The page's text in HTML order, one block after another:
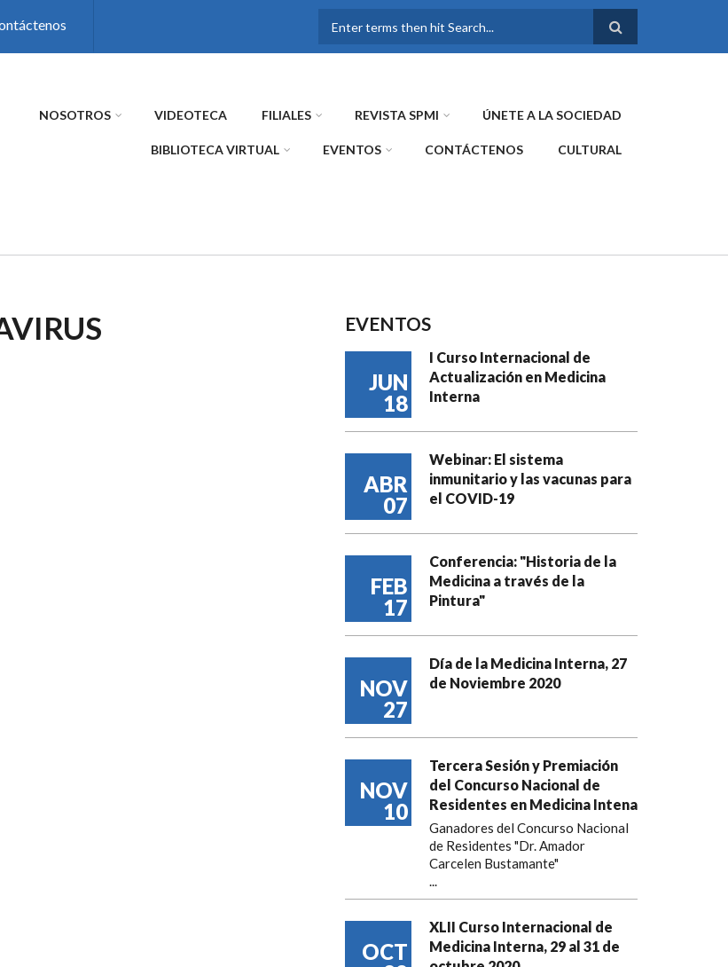
FORMULARIO DE
NOSOTROS VIDEOTECA FILIALES REVISTA SPMI ÚNETE A LA SOCIEDAD
BIBLIOTECA VIRTUAL EVENTOS CONTÁCTENOS CULTURAL
EVENTOS
JUN
18
I Curso Internacional de
Actualización en Medicina
Interna
ABR
07
Webinar: El sistema
inmunitario y las vacunas para
el COVID-19
FEB
17
Conferencia: "Historia de la
Medicina a través de la
Pintura"
NOV
27
Día de la Medicina Interna, 27
de Noviembre 2020
NOV
10
Tercera Sesión y Premiación
del Concurso Nacional de
Residentes en Medicina Intena
Ganadores del Concurso Nacional
de Residentes "Dr. Amador
Carcelen Bustamante"
...
OCT
XLII Curso Internacional de
Medicina Interna, 29 al 31 de